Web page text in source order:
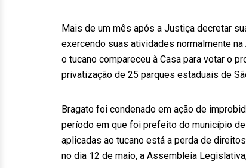
Mais de um mês após a Justiça decretar
exercendo suas atividades normalmente
o tucano compareceu à Casa para votar o
privatização de 25 parques estaduais de
Bragato foi condenado em ação de
período em que foi prefeito do município
aplicadas ao tucano está a perda de
no dia 12 de maio, a Assembleia